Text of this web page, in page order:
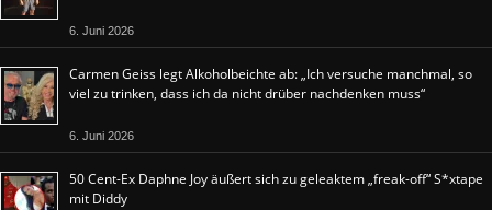
6. Juni 2026
Carmen Geiss legt Alkoholbeichte ab: „Ich versuche manchmal, so
viel zu trinken, dass ich da nicht drüber nachdenken muss“
6. Juni 2026
50 Cent-Ex Daphne Joy äußert sich zu geleaktem „freak-off“ S*xtape
mit Diddy